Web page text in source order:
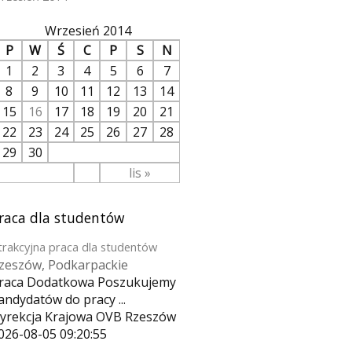
Wrzesień 2014
P
W Ś C P S N
lis »
1 2 3 4 5 6
7
8
9 10 11 12 13
14
15
16 17 18 19 20
21
22
23 24 25 26 27
28
29
30
dla studentów
praca dla studentów
Podkarpackie
Dodatkowa Poszukujemy
do pracy ...
Krajowa OVB Rzeszów
08-05 09:20:55